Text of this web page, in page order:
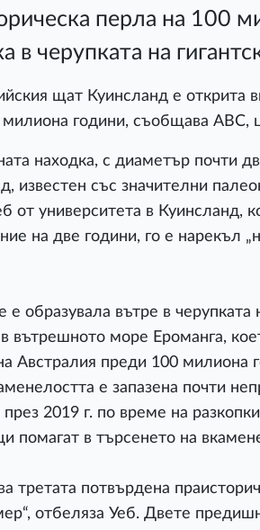
перла на 100
в черупката на
щат Куинсланд е открита
години, съобщава ABC,
находка, с диаметър почти
известен със значителни
от университета в Куинсланд,
на две години, го е нарекъл
е образувала вътре в
вътрешното море Ероманга,
Австралия преди 100 милиона
е запазена почти
през 2019 г. по време на
помагат в търсенето на
третата потвърдена
отбеляза Уеб. Двете